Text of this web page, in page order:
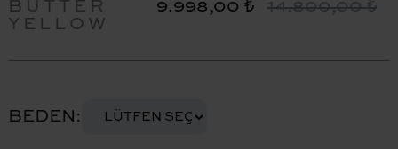
BUTTER
YELLOW
9.998,00 ₺ 14.800,00 ₺
BEDEN